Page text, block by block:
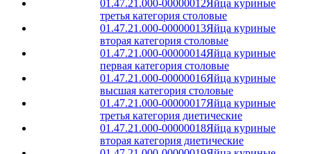
01.47.21.000-00000012Яйца куриные
третья категория столовые
01.47.21.000-00000013Яйца куриные
вторая категория столовые
01.47.21.000-00000014Яйца куриные
первая категория столовые
01.47.21.000-00000016Яйца куриные
высшая категория столовые
01.47.21.000-00000017Яйца куриные
третья категория диетические
01.47.21.000-00000018Яйца куриные
вторая категория диетические